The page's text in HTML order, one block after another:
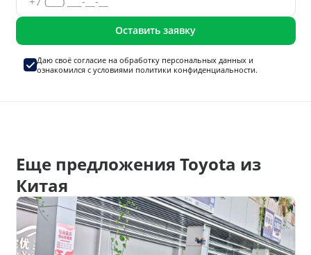
Оставить заявку
Даю своё согласие на обработку персональных данныхи
ознакомился с условиями политики конфиденциальности.
Еще предложения Toyota из
Китая